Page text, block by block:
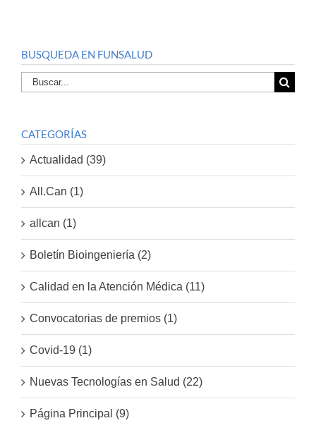
BUSQUEDA EN FUNSALUD
Buscar
por:
CATEGORÍAS
Actualidad (39)
All.Can (1)
allcan (1)
Boletín Bioingeniería (2)
Calidad en la Atención Médica (11)
Convocatorias de premios (1)
Covid-19 (1)
Nuevas Tecnologías en Salud (22)
Página Principal (9)